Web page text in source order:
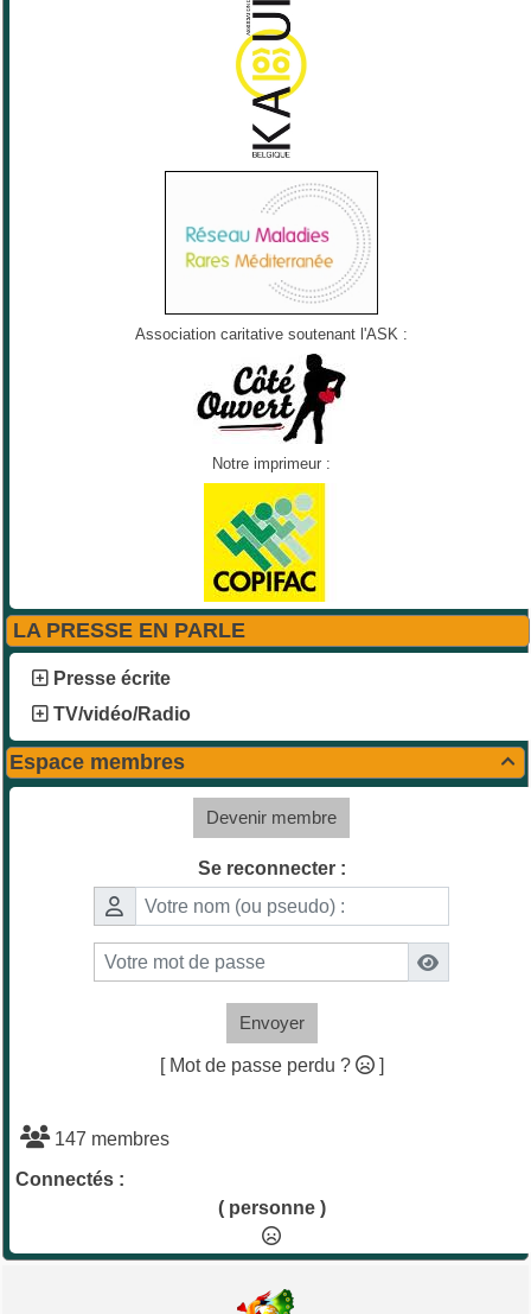
Association caritative soutenant l'ASK :
Notre imprimeur :
LA PRESSE EN PARLE
Presse écrite
TV/vidéo/Radio

Espace membres
Devenir membre
Se reconnecter :
Envoyer
[ Mot de passe perdu ? ]
147 membres
Connectés :
( personne )